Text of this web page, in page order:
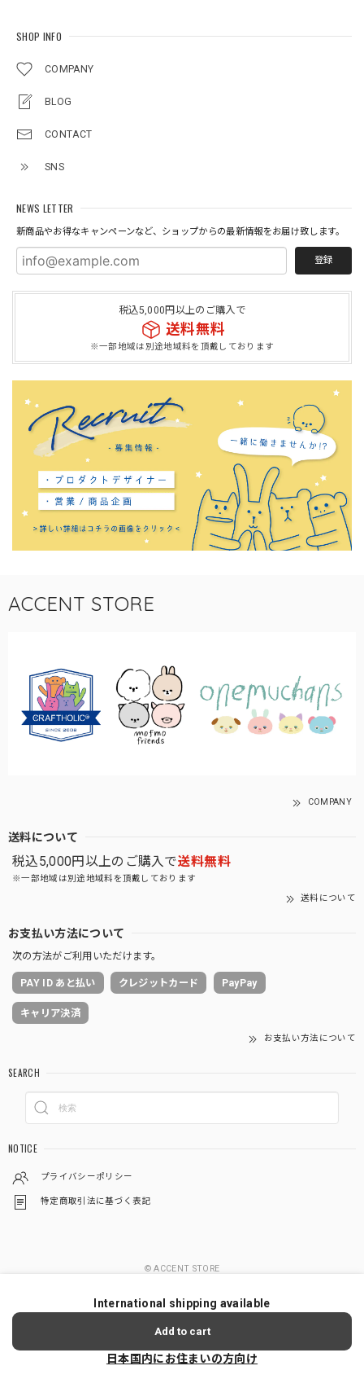
SHOP INFO
COMPANY
BLOG
CONTACT
SNS
NEWS LETTER
新商品やお得なキャンペーンなど、ショップからの最新情報をお届け致します。
登録
税込5,000円以上のご購入で
送料無料
※一部地域は別途地域料を頂戴しております
ACCENT STORE
COMPANY
送料について
税込5,000円以上のご購入で送料無料
※一部地域は別途地域料を頂戴しております
送料について
お支払い方法について
次の方法がご利用いただけます。
PAY ID あと払い クレジットカード PayPay
キャリア決済
お支払い方法について
SEARCH
NOTICE
プライバシーポリシー
特定商取引法に基づく表記
© ACCENT STORE
International shipping available
Add to cart
日本国内にお住まいの方向け